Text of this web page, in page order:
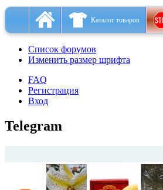
Каталог товаров
Список форумов
Изменить размер шрифта
FAQ
Регистрация
Вход
Telegram